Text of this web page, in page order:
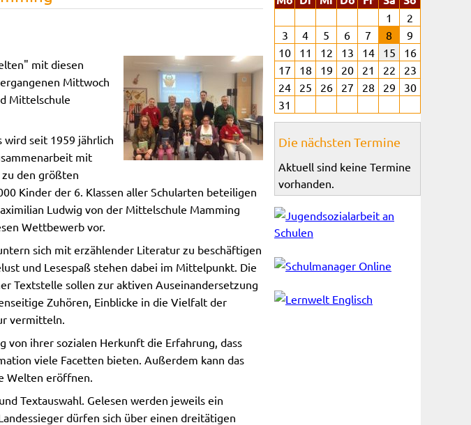
mit diesen
Mittwoch
Mittelschule
wird seit 1959 jährlich
mit
den größten
Kinder der 6. Klassen aller Schularten beteiligen
Ludwig von der Mittelschule Mamming
Wettbewerb vor.
sich mit erzählender Literatur zu beschäftigen
und Lesespaß stehen dabei im Mittelpunkt. Die
Textstelle sollen zur aktiven Auseinandersetzung
Zuhören, Einblicke in die Vielfalt der
vermitteln.
von ihrer sozialen Herkunft die Erfahrung, dass
viele Facetten bieten. Außerdem kann das
Welten eröffnen.
Textauswahl. Gelesen werden jeweils ein
dürfen sich über einen dreitätigen
1
2
3
4 5 6 7 8
9
10
11 12 13 14 15
16
17
18 19 20 21 22
23
24
25 26 27 28 29
30
31
Die nächsten Termine
Aktuell sind keine Termine
vorhanden.